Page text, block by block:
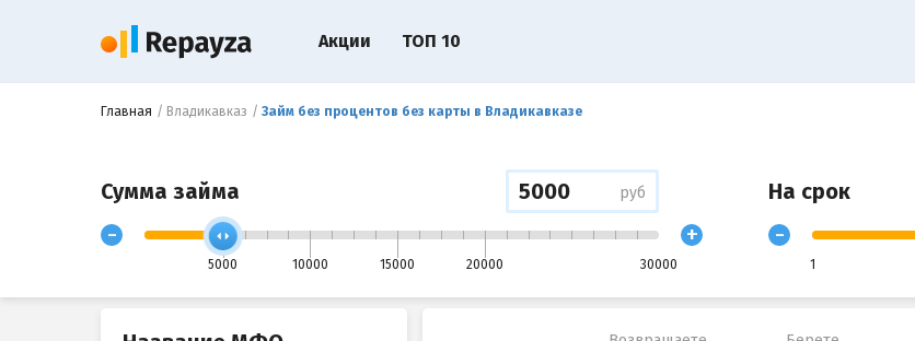
Главная Владикавказ Займ без процентов без карты в Владикавказе
Сумма займа руб
-
5000 10000 15000 20000 30000
+
На срок
-
1
Акции ТОП 10